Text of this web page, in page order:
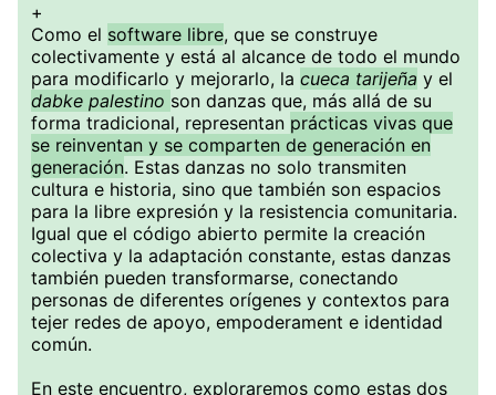
+
Como el software libre, que se construye
colectivamente y está al alcance de todo el mundo
para modificarlo y mejorarlo, la cueca tarijeña y el
dabke palestino son danzas que, más allá de su
forma tradicional, representan prácticas vivas que
se reinventan y se comparten de generación en
generación. Estas danzas no solo transmiten
cultura e historia, sino que también son espacios
para la libre expresión y la resistencia comunitaria.
Igual que el código abierto permite la creación
colectiva y la adaptación constante, estas danzas
también pueden transformarse, conectando
personas de diferentes orígenes y contextos para
tejer redes de apoyo, empoderament e identidad
común.
En este encuentro, exploraremos como estas dos